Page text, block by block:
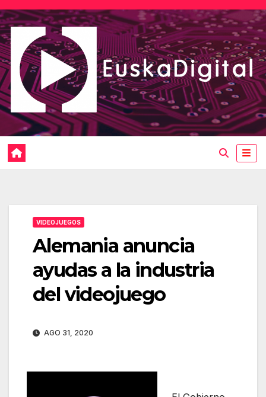
Saltar
al
contenido
VIDEOJUEGOS
Alemania anuncia
ayudas a la industria
del videojuego
AGO 31, 2020